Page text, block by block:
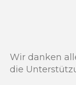
Wir danken
die